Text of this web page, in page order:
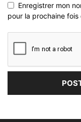
Enregistrer mon
pour la prochaine